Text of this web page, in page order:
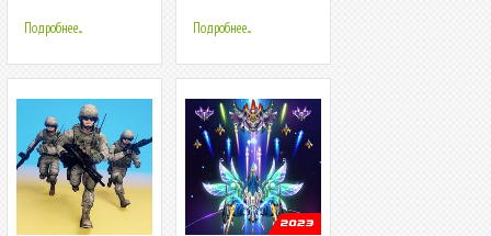
Подробнее... Подробнее...